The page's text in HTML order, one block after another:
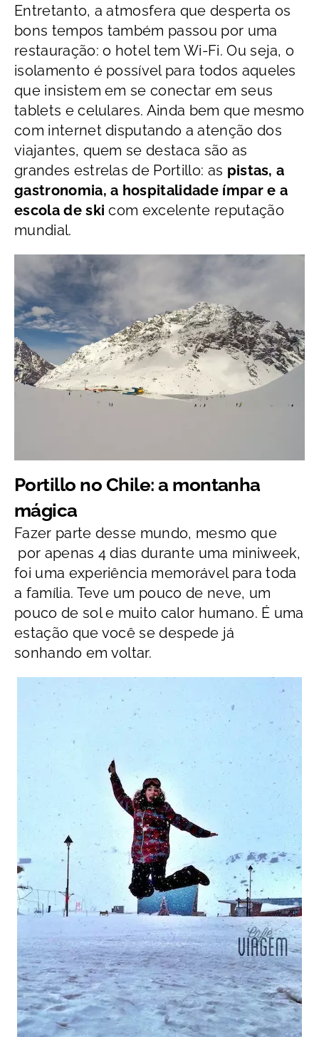
Entretanto, a atmosfera que desperta os
bons tempos também passou por uma
restauração: o hotel tem Wi-Fi. Ou seja, o
isolamento é possível para todos aqueles
que insistem em se conectar em seus
tablets e celulares. Ainda bem que mesmo
com internet disputando a atenção dos
viajantes, quem se destaca são as
grandes estrelas de Portillo: as pistas, a
gastronomia, a hospitalidade ímpar e a
escola de ski com excelente reputação
mundial.
Portillo no Chile: a montanha
mágica
Fazer parte desse mundo, mesmo que
por apenas 4 dias durante uma miniweek,
foi uma experiência memorável para toda
a família. Teve um pouco de neve, um
pouco de sol e muito calor humano. É uma
estação que você se despede já
sonhando em voltar.